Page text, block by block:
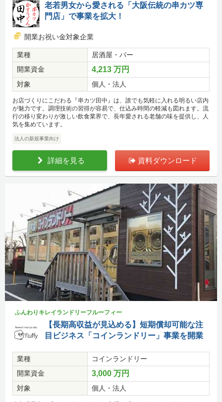
老若男女から愛される「大阪伝統の串カツ専
門店」で事業を拡大！
開業お祝い金対象企業
業種
居酒屋・バー
開業資金
4,213 万円
対象 個人・法人
お店づくりにこだわる『串カツ田中』は、誰でも気軽に入れる明るい店内
が魅力です。調理技術の習得が容易で、仕込み時間の軽減も図れます。流
行の移り変わりが激しい飲食業界で、長年愛される老舗の味を提供し、人
気を集めています。
法人の新規事業向け
詳細を見る 資料ダウンロード
ふんわりキレイランドリーフルーフィー
【長期高収益が見込める】短期償却可能な注
目ビジネス「コインランドリー」事業を開業
業種
コインランドリー
開業資金
3,000 万円
対象 個人・法人